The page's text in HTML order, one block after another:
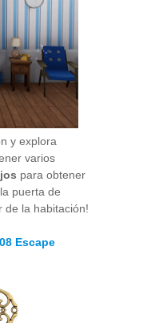
y explora
varios
para obtener
puerta de
de la habitación!
Escape